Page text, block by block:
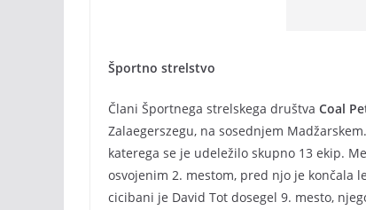
Športno strelstvo
Člani Športnega strelskega društva Coal
Zalaegerszegu, na sosednjem
katerega se je udeležilo skupno 13 ekip.
osvojenim 2. mestom, pred njo je končala
cicibani je David Tot dosegel 9. mesto,